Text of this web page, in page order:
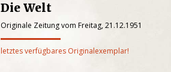
Die Welt
Originale Zeitung vom Freitag, 21.12.1951
letztes verfügbares Originalexemplar!